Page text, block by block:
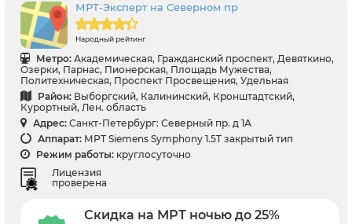
МРТ-Эксперт на Северном пр
Народный рейтинг
Метро: Академическая, Гражданский проспект, Девяткино,
Озерки, Парнас, Пионерская, Площадь Мужества,
Политехническая, Проспект Просвещения, Удельная
Район: Выборгский, Калининский, Кронштадтский,
Курортный, Лен. область
Адрес: Санкт-Петербург: Северный пр. д 1А
Аппарат: МРТ Siemens Symphony 1.5T закрытый тип
Режим работы: круглосуточно
Лицензия
проверена
Скидка на МРТ ночью до 25%